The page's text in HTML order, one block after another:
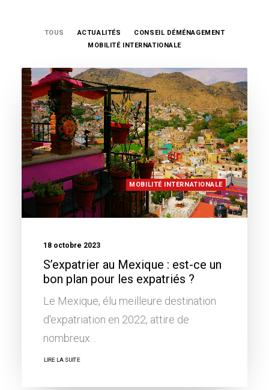
TOUS ACTUALITÉS
CONSEIL DÉMÉNAGEMENT
MOBILITÉ INTERNATIONALE
MOBILITÉ INTERNATIONALE
18 octobre 2023
S’expatrier au Mexique : est-ce un
bon plan pour les expatriés ?
Le Mexique, élu meilleure destination
d'expatriation en 2022, attire de
nombreux…
LIRE LA SUITE